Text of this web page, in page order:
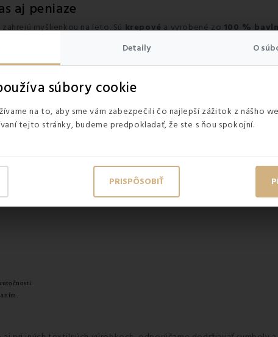
Detaily O
súbory cookie
na to, aby sme vám zabezpečili čo najlepší zážitok z nášho
tejto stránky, budeme predpokladať, že ste s ňou spokojní.
PRISPÔSOBIŤ
aj peniaze
zahrejú myšlienkou na leto. Súkrepovéa vyrobené zo100 %
dotyk